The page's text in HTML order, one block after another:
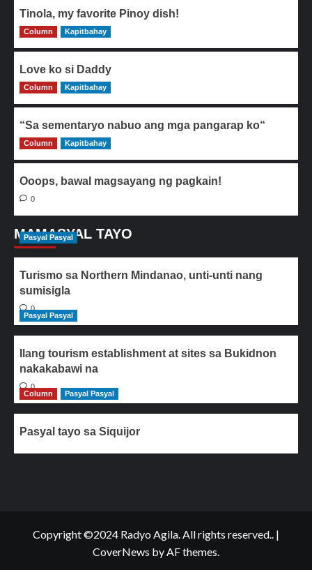
Tinola, my favorite Pinoy dish!
0
Column Kapitbahay
Love ko si Daddy
0
Column Kapitbahay
“Sa sementaryo nabuo ang mga pangarap ko“
0
Column Kapitbahay
Ooops, bawal magsayang ng pagkain!
0
MAMASYAL TAYO
Pasyal Pasyal
Turismo sa Northern Mindanao, unti-unti nang
sumisigla
0
Pasyal Pasyal
Ilang tourism establishment at sites sa Bukidnon
nakakabawi na
0
Column
Pasyal Pasyal
Pasyal tayo sa Siquijor
Copyright ©2024 Radyo Agila. All rights reserved.. |
CoverNews by AF themes.